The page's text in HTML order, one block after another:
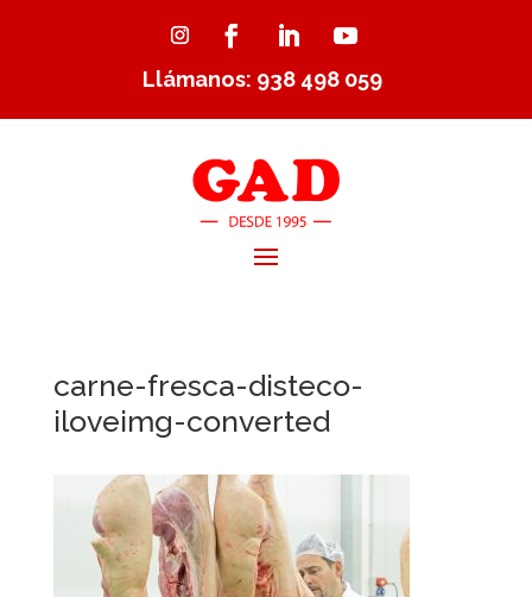
Llámanos: 938 498 059
carne-fresca-disteco-
iloveimg-converted